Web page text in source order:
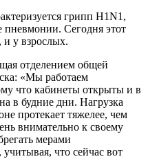
грипп Н1N1,
пневмонии. Сегодня этот
у взрослых.
отделением общей
«Мы работаем
что кабинеты открыты и в
в будние дни. Нагрузка
протекает тяжелее, чем
внимательно к своему
мерами
что сейчас вот